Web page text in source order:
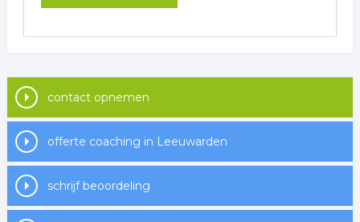
contact opnemen
offerte coaching in Leeuwarden
schrijf beoordeling